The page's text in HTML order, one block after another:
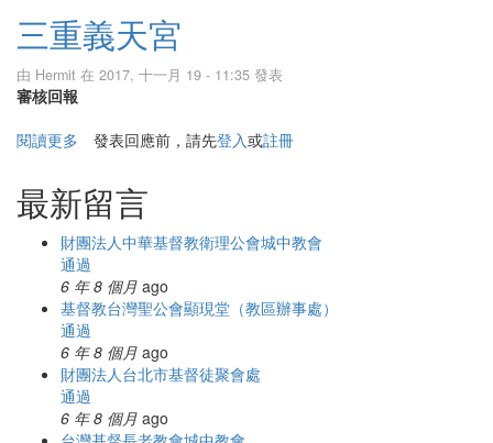
三重義天宮
由 Hermit 在 2017, 十一月 19 - 11:35 發表
審核回報
閱讀更多 關於三重義天宮
發表回應前，請先登入或註冊
最新留言
財團法人中華基督教衛理公會城中教會
通過
6 年 8 個月 ago
基督教台灣聖公會顯現堂（教區辦事處）
通過
6 年 8 個月 ago
財團法人台北市基督徒聚會處
通過
6 年 8 個月 ago